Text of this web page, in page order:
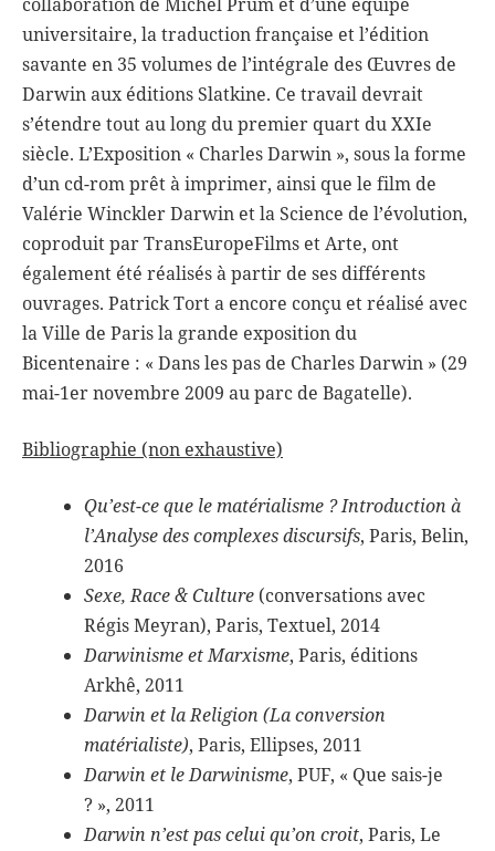
universitaire, la traduction française et l’édition
savante en 35 volumes de l’intégrale des Œuvres de
Darwin aux éditions Slatkine. Ce travail devrait
s’étendre tout au long du premier quart du XXIe
siècle. L’Exposition « Charles Darwin », sous la forme
d’un cd-rom prêt à imprimer, ainsi que le film de
Valérie Winckler Darwin et la Science de l’évolution,
coproduit par TransEuropeFilms et Arte, ont
également été réalisés à partir de ses différents
ouvrages. Patrick Tort a encore conçu et réalisé avec
la Ville de Paris la grande exposition du
Bicentenaire : « Dans les pas de Charles Darwin » (29
mai-1er novembre 2009 au parc de Bagatelle).
Bibliographie (non exhaustive)
Qu’est-ce que le matérialisme ? Introduction à
l’Analyse des complexes discursifs, Paris, Belin,
2016
Sexe, Race & Culture (conversations avec
Régis Meyran), Paris, Textuel, 2014
Darwinisme et Marxisme, Paris, éditions
Arkhê, 2011
Darwin et la Religion (La conversion
matérialiste), Paris, Ellipses, 2011
Darwin et le Darwinisme, PUF, « Que sais-je
? », 2011
Darwin n’est pas celui qu’on croit, Paris, Le